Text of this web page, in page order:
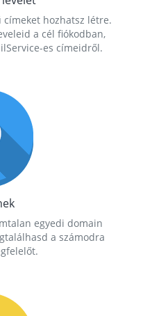
hozhatsz létre.
a cél fiókodban,
es címeidről.
egyedi domain
a számodra